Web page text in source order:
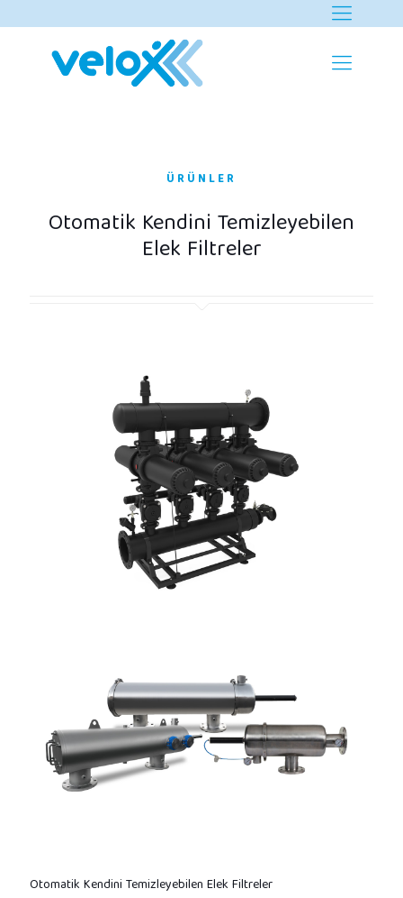
ÜRÜNLER
Otomatik Kendini Temizleyebilen
Elek Filtreler
Otomatik Kendini Temizleyebilen Elek Filtreler